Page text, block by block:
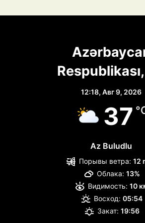
12:18, Авг 9, 2026
37
Az Buludlu
Порывы ветра: 12
Облака: 13%
Видимость: 10
Восход: 05:54
Закат: 19:56